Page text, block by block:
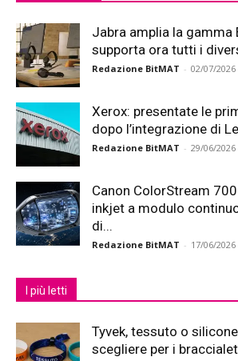
Jabra amplia la gamma
supporta ora tutti i
Redazione BitMAT - 02/07/2026
Xerox: presentate le
dopo l’integrazione di
Redazione BitMAT - 29/06/2026
Canon ColorStream
inkjet a modulo
di...
Redazione BitMAT - 17/06/2026
I più letti
Tyvek, tessuto o
scegliere per i